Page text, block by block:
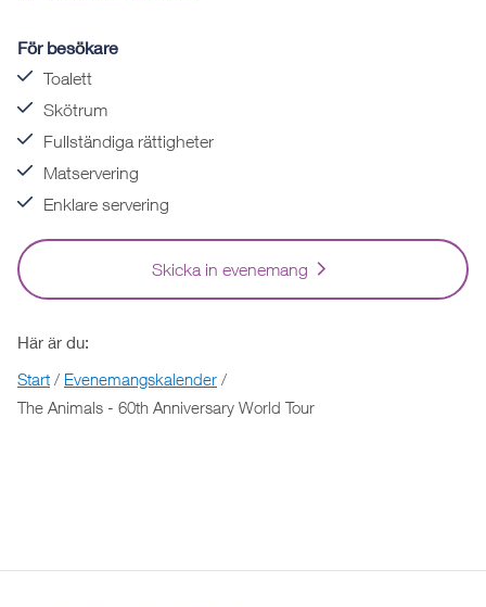
För besökare
Toalett
Skötrum
Fullständiga rättigheter
Matservering
Enklare servering
Skicka in evenemang
Här är du:
Start / Evenemangskalender /
The Animals - 60th Anniversary World Tour